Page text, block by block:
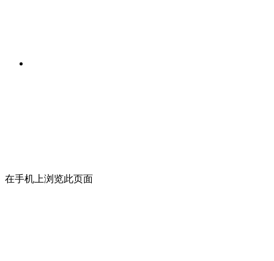
在手机上浏览此页面